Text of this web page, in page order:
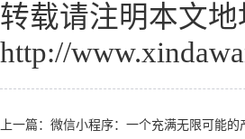
转载请注明本文地
http://
上一篇： 微信小程序：一个充满无限可能的